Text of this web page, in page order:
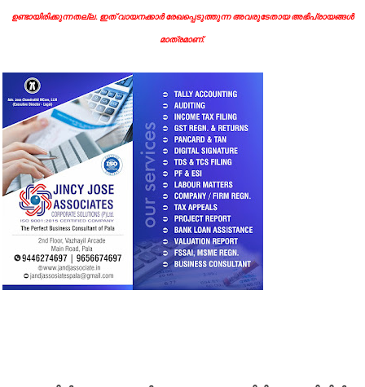
ഉണ്ടായിരിക്കുന്നതല്ല. ഇത് വായനക്കാർ രേഖപ്പെടുത്തുന്ന അവരുടേതായ അഭിപ്രായങ്ങൾ
മാത്രമാണ്.